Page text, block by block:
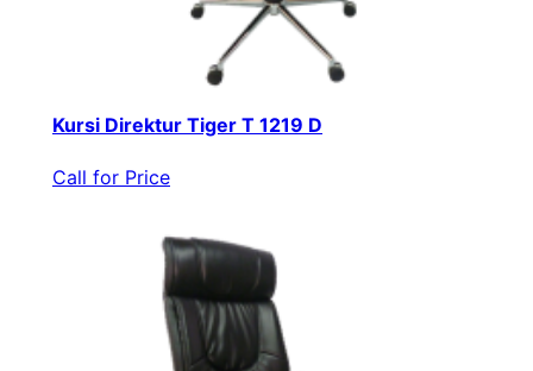
Kursi Direktur Tiger T 1219 D
Call for Price